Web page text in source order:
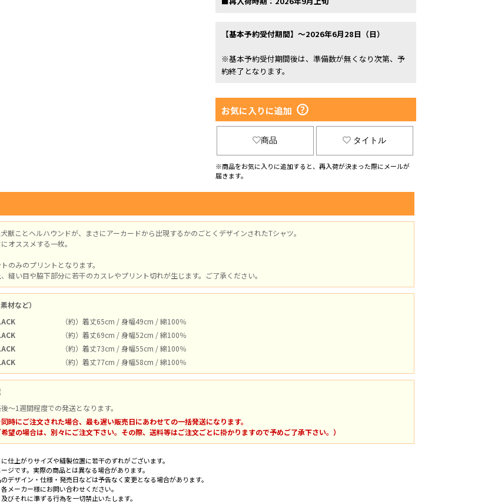
【基本予約受付期間】～2026年6月28日（日）
※基本予約受付期間後は、準備数が無くなり次第、予
約終了となります。
お気に入りに追加
商品 タイトル
※商品をお気に入りに追加すると、再入荷が決まった際にメールが
届きます。
獣ことヘルハウンドが、まさにアーカードから出現するかのごとくデザインされたTシャツ。
オススメする一枚。
のみのプリントとなります。
縫い目や脇下部分に若干のカスレやプリント切れが生じます。ご了承ください。
材など）
（約）着丈65cm / 身幅49cm / 綿100％
（約）着丈69cm / 身幅52cm / 綿100％
（約）着丈73cm / 身幅55cm / 綿100％
（約）着丈77cm / 身幅58cm / 綿100％
～1週間程度での発送となります。
時にご注文された場合、最も遅い販売日にあわせての一括発送になります。
希望の場合は、別々にご注文下さい。その際、送料等はご注文ごとに掛かりますので予めご了承下さい。）
仕上がりサイズや縫製位置に若干のずれがございます。
ジです。実際の商品とは異なる場合があります。
デザイン・仕様・発売日などは予告なく変更となる場合があります。
メーカー様にお問い合わせください。
びそれに準ずる行為を一切禁止いたします。